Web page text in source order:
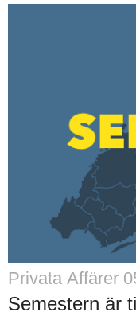
Privata Affärer
Semestern är